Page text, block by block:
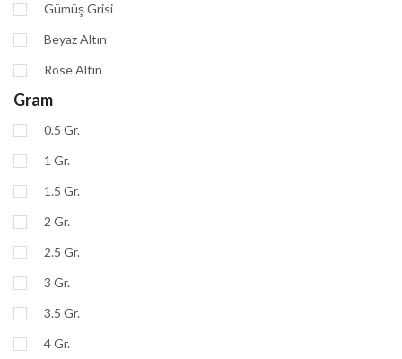
Gümüş Grisi
Beyaz Altın
Rose Altın
Gram
0.5 Gr.
1 Gr.
1.5 Gr.
2 Gr.
2.5 Gr.
3 Gr.
3.5 Gr.
4 Gr.